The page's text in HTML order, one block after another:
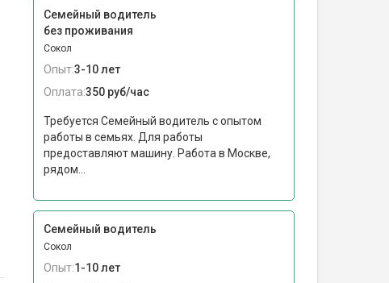
Семейный водитель
без проживания
Сокол
Опыт:3-10 лет
Оплата:350 руб/час
Требуется Семейный водитель с опытом
работы в семьях. Для работы
предоставляют машину. Работа в Москве,
рядом...
Семейный водитель
Сокол
Опыт:1-10 лет